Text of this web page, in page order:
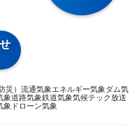
災） 流通気象エネルギー気象ダム気
象道路気象鉄道気象気候テック放送
象 ドローン気象